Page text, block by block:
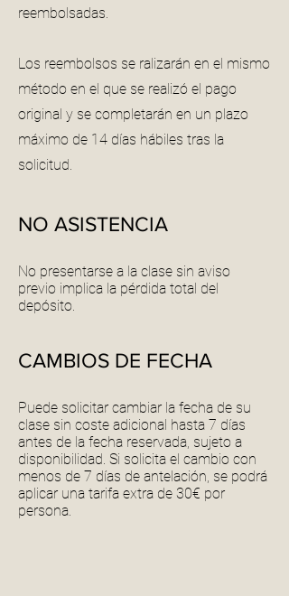
reembolsadas.
Los reembolsos se ralizarán en el mismo
método en el que se realizó el pago
original y se completarán en un plazo
máximo de 14 días hábiles tras la
solicitud.
NO ASISTENCIA
No presentarse a la clase sin aviso
previo implica la pérdida total del
depósito.
CAMBIOS DE FECHA
Puede solicitar cambiar la fecha de su
clase sin coste adicional hasta 7 días
antes de la fecha reservada, sujeto a
disponibilidad. Si solicita el cambio con
menos de 7 días de antelación, se podrá
aplicar una tarifa extra de 30€ por
persona.